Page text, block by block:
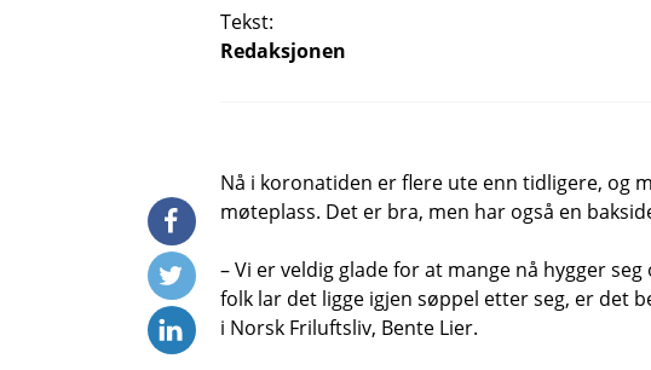
Tekst:
Redaksjonen
Nå i koronatiden er flere ute enn tidligere, og
møteplass. Det er bra, men har også en
– Vi er veldig glade for at mange nå hygger
folk lar det ligge igjen søppel etter seg, er det
i Norsk Friluftsliv, Bente Lier.